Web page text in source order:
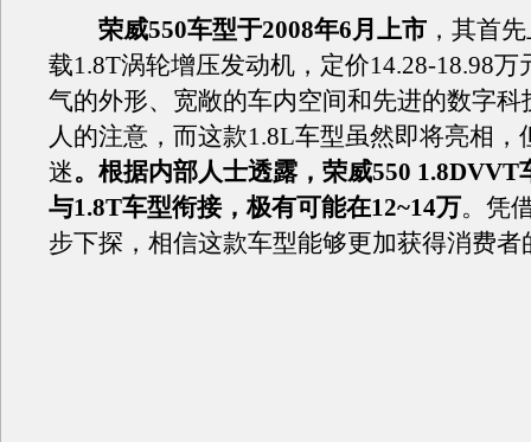
荣威550车型于2008年6月上市 ，其首
载1.8T涡轮增压发动机，定价14.28-18.98万
气的外形、宽敞的车内空间和先进的数字科
人的注意，而这款1.8L车型虽然即将亮相，
迷。根据内部人士透露，荣威550 1.8DVVT
与1.8T车型衔接，极有可能在12~14万。凭
步下探，相信这款车型能够更加获得消费者